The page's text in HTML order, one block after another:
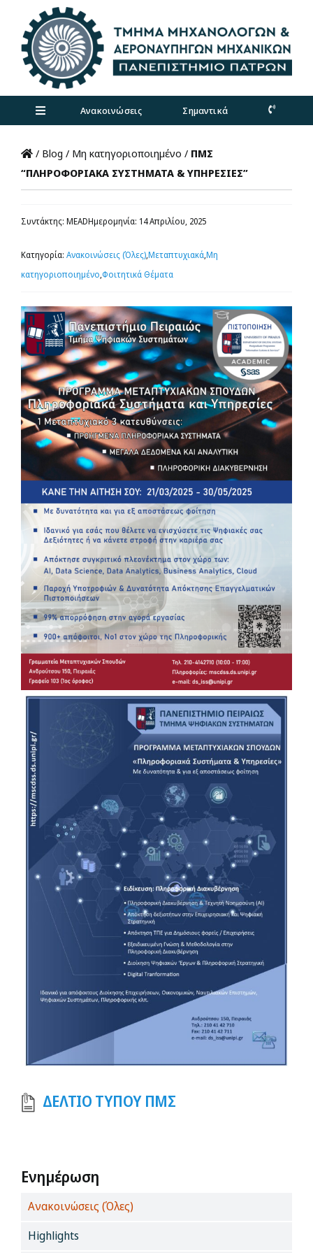
content
Toggle
Τμήμα
Προπτυχιακά
Προσωπικό
Διασφάλιση Ποιότητας
Ενημέρωση
Search
Ανακοινώσεις Σημαντικά
/ Blog / Μη κατηγοριοποιημένο / ΠΜΣ
“ΠΛΗΡΟΦΟΡΙΑΚΑ ΣΥΣΤΗΜΑΤΑ & ΥΠΗΡΕΣΙΕΣ”
Συντάκτης: MEADΗμερομηνία: 14 Απριλίου, 2025
Κατηγορία: Ανακοινώσεις (Όλες),Μεταπτυχιακά,Μη
κατηγοριοποιημένο,Φοιτητικά Θέματα
ΔΕΛΤΙΟ ΤΥΠΟΥ ΠΜΣ
Ενημέρωση
Ανακοινώσεις (Όλες)
Highlights